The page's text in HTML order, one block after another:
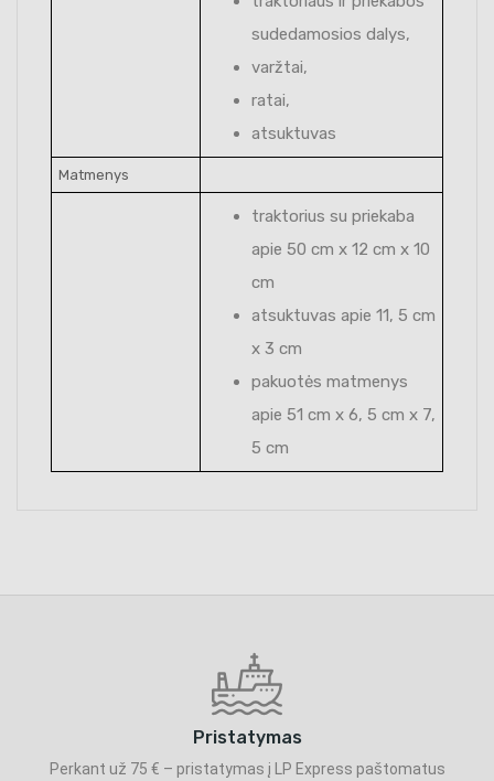
sudedamosios dalys,
varžtai,
ratai,
atsuktuvas
Matmenys
traktorius su priekaba
apie 50 cm x 12 cm x 10
cm
atsuktuvas apie 11, 5 cm
x 3 cm
pakuotės matmenys
apie 51 cm x 6, 5 cm x 7,
5 cm
Pristatymas
Perkant už 75 € – pristatymas į LP Express paštomatus